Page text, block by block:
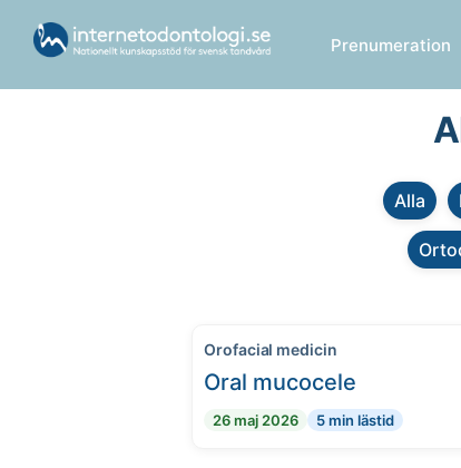
Prenumeration
Alla
Orofacial medicin
Oral mucocele
26 maj 2026 5 min lästid